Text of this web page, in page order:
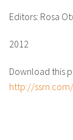
Editors: Rosa
2012
Download this
http://